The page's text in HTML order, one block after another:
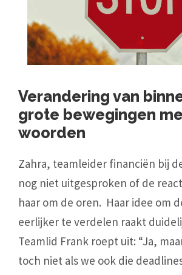
Verandering van
grote bewegingen
woorden
Zahra, teamleider financiën bij
nog niet uitgesproken of de
haar om de oren. Haar idee om
eerlijker te verdelen raakt
Teamlid Frank roept uit: “Ja,
toch niet als we ook die